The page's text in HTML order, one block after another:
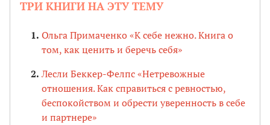
ТРИ КНИГИ НА ЭТУ ТЕМУ
Ольга Примаченко «К себе нежно. Книга о
том, как ценить и беречь себя»
Лесли Беккер-Фелпс «Нетревожные
отношения. Как справиться с ревностью,
беспокойством и обрести уверенность в себе
и партнере»